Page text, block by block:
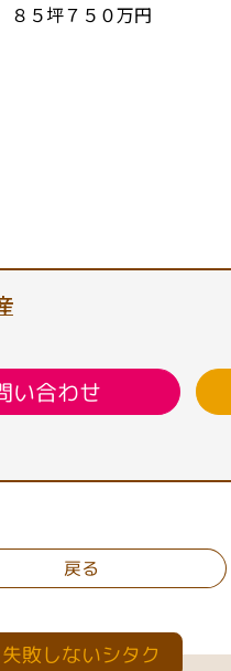
５坪７５０万円
い合わせ
戻る
失敗しないシタク